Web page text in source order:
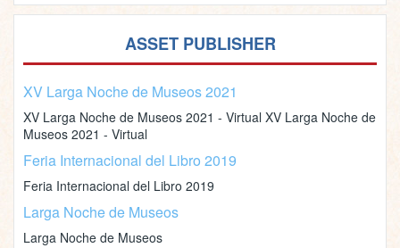
ASSET PUBLISHER
XV Larga Noche de Museos 2021
XV Larga Noche de Museos 2021 - Virtual XV Larga Noche de
Museos 2021 - Virtual
Feria Internacional del Libro 2019
Feria Internacional del Libro 2019
Larga Noche de Museos
Larga Noche de Museos